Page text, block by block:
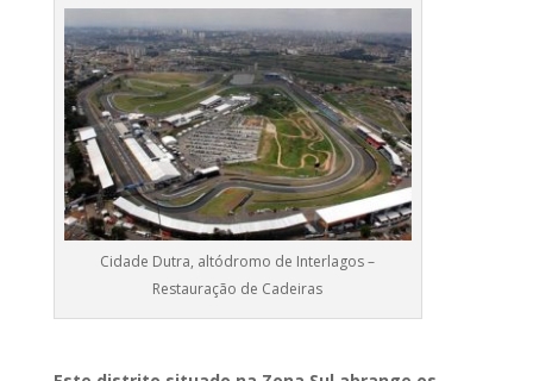
Cidade Dutra, altódromo de Interlagos –
Restauração de Cadeiras